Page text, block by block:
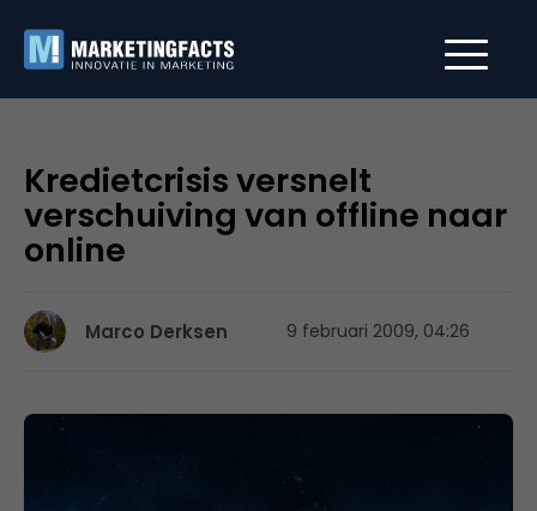
Kredietcrisis versnelt
verschuiving van offline naar
online
Marco Derksen 9 februari 2009, 04:26